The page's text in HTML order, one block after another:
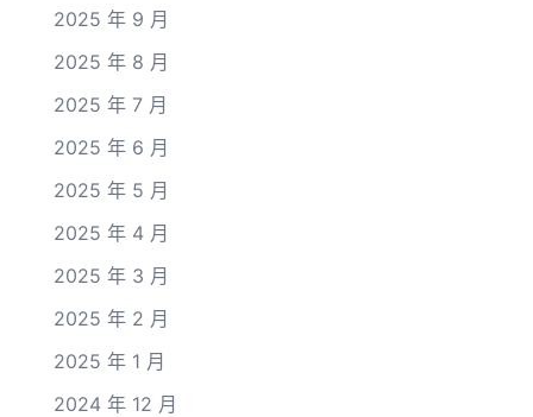
2025 年 9 月
2025 年 8 月
2025 年 7 月
2025 年 6 月
2025 年 5 月
2025 年 4 月
2025 年 3 月
2025 年 2 月
2025 年 1 月
2024 年 12 月